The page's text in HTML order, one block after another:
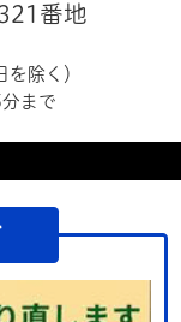
番地
除く）
まで